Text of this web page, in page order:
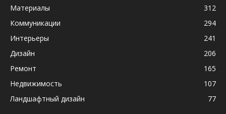
Материалы
312
Коммуникации
294
Интерьеры
241
Дизайн
206
Ремонт
165
Недвижимость
107
Ландшафтный дизайн
77